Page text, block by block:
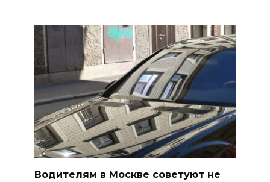
Водителям в Москве советуют не